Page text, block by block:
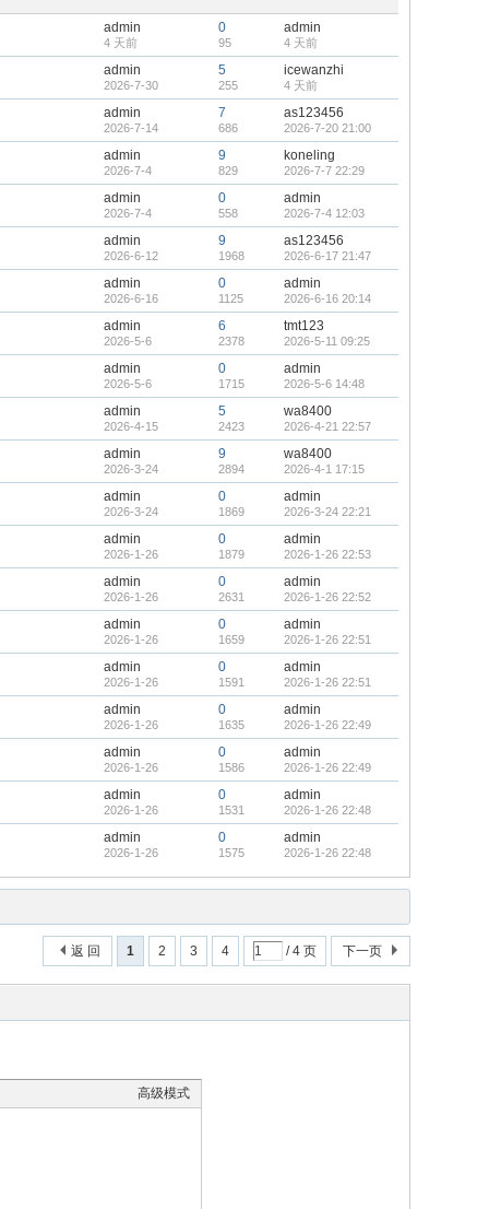
顶
admin
4 天前
0
95
admin
4 天前
admin
2026-7-30
5
255
icewanzhi
4 天前
admin
2026-7-14
7
686
as123456
2026-7-20 21:00
admin
2026-7-4
9
829
koneling
2026-7-7 22:29
admin
2026-7-4
0
558
admin
2026-7-4 12:03
admin
2026-6-12
9
1968
as123456
2026-6-17 21:47
admin
2026-6-16
0
1125
admin
2026-6-16 20:14
admin
2026-5-6
6
2378
tmt123
2026-5-11 09:25
admin
2026-5-6
0
1715
admin
2026-5-6 14:48
admin
2026-4-15
5
2423
wa8400
2026-4-21 22:57
admin
2026-3-24
9
2894
wa8400
2026-4-1 17:15
admin
2026-3-24
0
1869
admin
2026-3-24 22:21
admin
2026-1-26
0
1879
admin
2026-1-26 22:53
admin
2026-1-26
0
2631
admin
2026-1-26 22:52
admin
2026-1-26
0
1659
admin
2026-1-26 22:51
admin
2026-1-26
0
1591
admin
2026-1-26 22:51
admin
2026-1-26
0
1635
admin
2026-1-26 22:49
admin
2026-1-26
0
1586
admin
2026-1-26 22:49
admin
2026-1-26
0
1531
admin
2026-1-26 22:48
admin
2026-1-26
0
1575
admin
2026-1-26 22:48
1 2 3 4 / 4 页 下一页
返 回
高级模式